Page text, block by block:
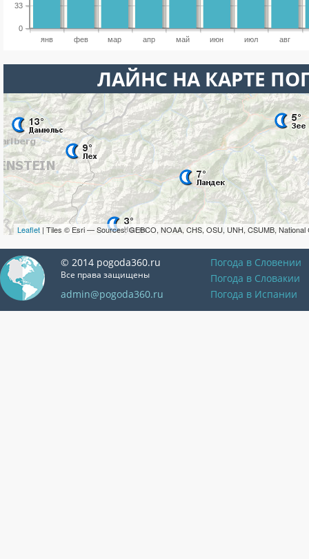
янв фев мар апр май июн июл авг
0
33
ЛАЙНС НА КАРТЕ
Leaflet | Tiles © Esri — Sources: GEBCO, NOAA, CHS, OSU, UNH, CSUMB, National
© 2014 pogoda360.ru
Все права защищены
admin@pogoda360.ru
Погода в Словении
Погода в Словакии
Погода в Испании